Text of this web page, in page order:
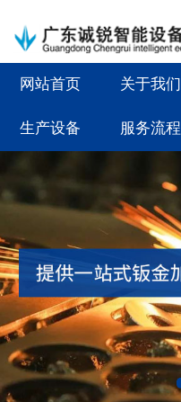
网站首页 关于我们
生产设备 服务流程